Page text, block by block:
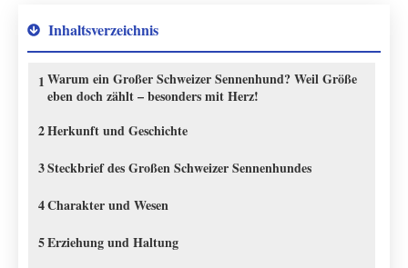
Inhaltsverzeichnis
1Warum ein Großer Schweizer Sennenhund? Weil Größe
eben doch zählt – besonders mit Herz!
2Herkunft und Geschichte
3Steckbrief des Großen Schweizer Sennenhundes
4Charakter und Wesen
5Erziehung und Haltung